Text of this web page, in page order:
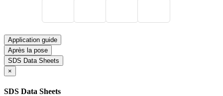
Application guide
Après la pose
SDS Data Sheets
×
SDS Data Sheets